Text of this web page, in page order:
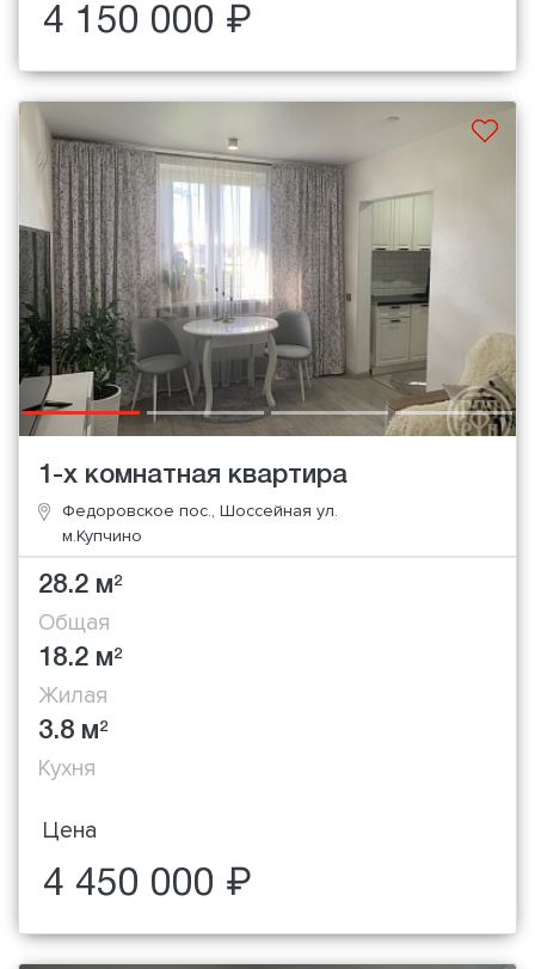
4 150 000 ₽
1-х комнатная квартира
Федоровское пос., Шоссейная ул.
м.Купчино
28.2 м2
Общая
18.2 м2
Жилая
3.8 м2
Кухня
Цена
4 450 000 ₽